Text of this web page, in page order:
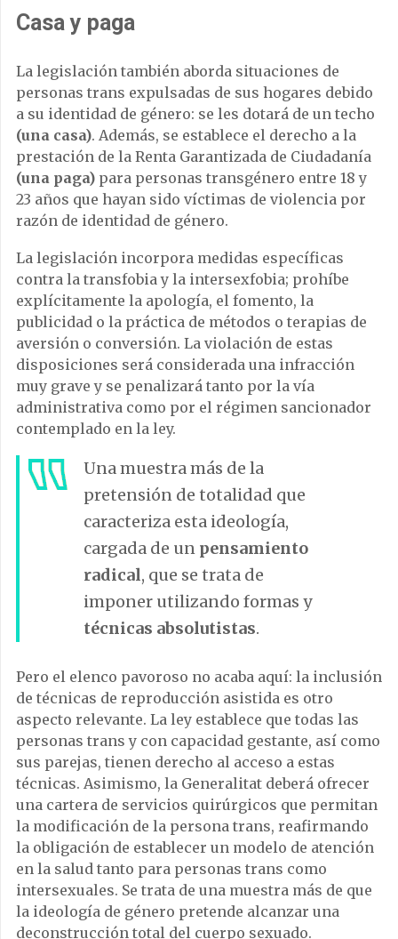
Casa y paga
La legislación también aborda situaciones de
personas trans expulsadas de sus hogares debido
a su identidad de género: se les dotará de un techo
(una casa). Además, se establece el derecho a la
prestación de la Renta Garantizada de Ciudadanía
(una paga) para personas transgénero entre 18 y
23 años que hayan sido víctimas de violencia por
razón de identidad de género.
La legislación incorpora medidas específicas
contra la transfobia y la intersexfobia; prohíbe
explícitamente la apología, el fomento, la
publicidad o la práctica de métodos o terapias de
aversión o conversión. La violación de estas
disposiciones será considerada una infracción
muy grave y se penalizará tanto por la vía
administrativa como por el régimen sancionador
contemplado en la ley.
Una muestra más de la
pretensión de totalidad que
caracteriza esta ideología,
cargada de un pensamiento
radical, que se trata de
imponer utilizando formas y
técnicas absolutistas.
Pero el elenco pavoroso no acaba aquí: la inclusión
de técnicas de reproducción asistida es otro
aspecto relevante. La ley establece que todas las
personas trans y con capacidad gestante, así como
sus parejas, tienen derecho al acceso a estas
técnicas. Asimismo, la Generalitat deberá ofrecer
una cartera de servicios quirúrgicos que permitan
la modificación de la persona trans, reafirmando
la obligación de establecer un modelo de atención
en la salud tanto para personas trans como
intersexuales. Se trata de una muestra más de que
la ideología de género pretende alcanzar una
deconstrucción total del cuerpo sexuado.